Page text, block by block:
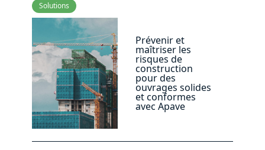
Solutions
Prévenir et
maîtriser les
risques de
construction
pour des
ouvrages solides
et conformes
avec Apave